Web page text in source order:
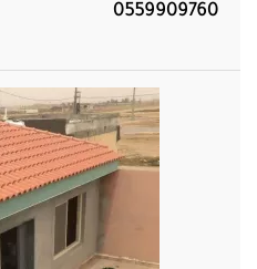
0559909760